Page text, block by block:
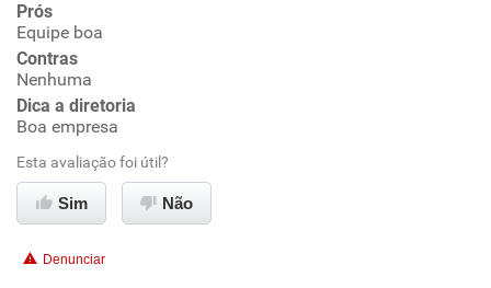
Ambiente de trabalho
Conciliação com a vida familiar
Recomenda esta empresa
Prós
Equipe boa
Contras
Nenhuma
Dica a diretoria
Boa empresa
Esta avaliação foi útil?
Sim Não
Denunciar